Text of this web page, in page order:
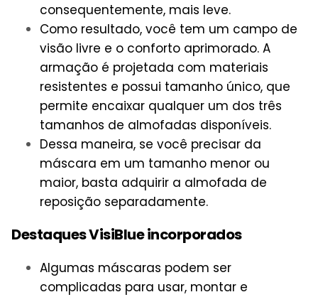
consequentemente, mais leve.
Como resultado, você tem um campo de
visão livre e o conforto aprimorado. A
armação é projetada com materiais
resistentes e possui tamanho único, que
permite encaixar qualquer um dos três
tamanhos de almofadas disponíveis.
Dessa maneira, se você precisar da
máscara em um tamanho menor ou
maior, basta adquirir a almofada de
reposição separadamente.
Destaques VisiBlue incorporados
Algumas máscaras podem ser
complicadas para usar, montar e